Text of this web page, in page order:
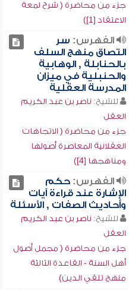
جزء من محاضرة ( شرح لمعة
الاعتقاد [1])
الفهرس: سر
التصاق منهج السلف
بالحنابلة , الوهابية
والحنبلية في ميزان
المدرسة العقلية
للشيخ: ناصر بن عبد الكريم
العقل
جزء من محاضرة ( الاتجاهات
العقلانية المعاصرة أصولها
ومناهجها [4])
الفهرس:حكم
الإشارة عند قراءة آيات
وأحاديث الصفات , الأسئلة
للشيخ: ناصر بن عبد الكريم
العقل
جزء من محاضرة ( مجمل أصول
أهل السنة - القاعدة الثالثة
منهج تلقي الدين)